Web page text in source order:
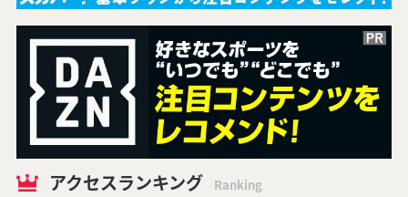
アクセスランキング Ranking